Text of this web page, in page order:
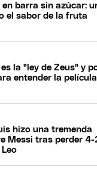
en barra sin azúcar:
el sabor de la fruta
es la "ley de Zeus" y
entender la
hizo una tremenda
Messi tras perder 4-